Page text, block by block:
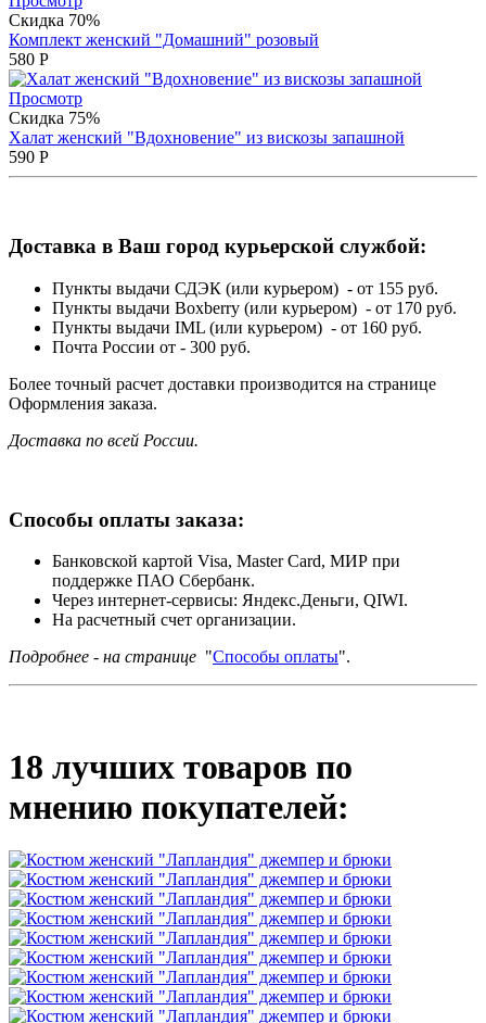
Скидка 70%
Комплект женский "Домашний" розовый
580 Р
Просмотр
Скидка 75%
Халат женский "Вдохновение" из вискозы запашной
590 Р
Доставка в Ваш город курьерской службой:
Пункты выдачи СДЭК (или курьером) - от 155 руб.
Пункты выдачи Boxberry (или курьером) - от 170 руб.
Пункты выдачи IML (или курьером) - от 160 руб.
Почта России от - 300 руб.
Более точный расчет доставки производится на странице
Оформления заказа.
Доставка по всей России.
Способы оплаты заказа:
Банковской картой Visa, Master Card, МИР при
поддержке ПАО Сбербанк.
Через интернет-сервисы: Яндекс.Деньги, QIWI.
На расчетный счет организации.
Подробнее - на странице "Способы оплаты".
18 лучших товаров по
мнению покупателей: